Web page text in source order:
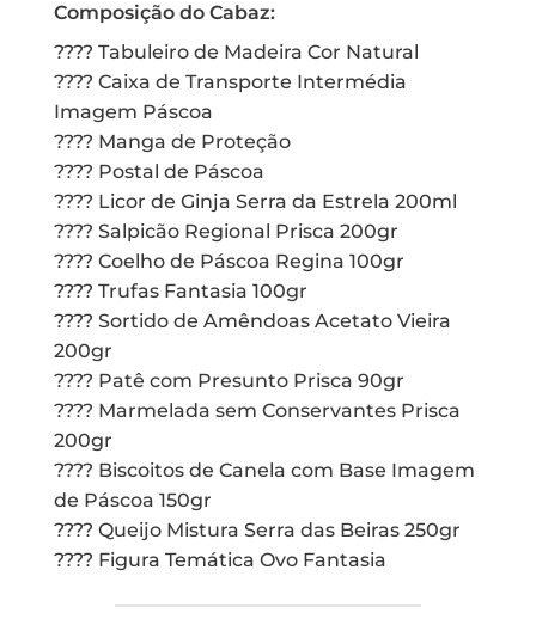
Composição do Cabaz:
???? Tabuleiro de Madeira Cor Natural
???? Caixa de Transporte Intermédia
Imagem Páscoa
???? Manga de Proteção
???? Postal de Páscoa
???? Licor de Ginja Serra da Estrela 200ml
???? Salpicão Regional Prisca 200gr
???? Coelho de Páscoa Regina 100gr
???? Trufas Fantasia 100gr
???? Sortido de Amêndoas Acetato Vieira
200gr
???? Patê com Presunto Prisca 90gr
???? Marmelada sem Conservantes Prisca
200gr
???? Biscoitos de Canela com Base Imagem
de Páscoa 150gr
???? Queijo Mistura Serra das Beiras 250gr
???? Figura Temática Ovo Fantasia